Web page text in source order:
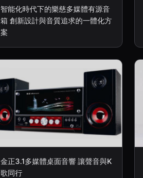
智能化時代下的樂慈多媒體有源音
箱 創新設計與音質追求的一體化方
案
金正3.1多媒體桌面音響 讓聲音與K
歌同行